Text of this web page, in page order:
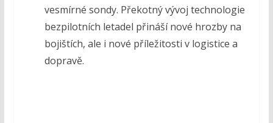
vesmírné sondy. Překotný vývoj technologie
bezpilotních letadel přináší nové hrozby na
bojištích, ale i nové příležitosti v logistice a
dopravě.